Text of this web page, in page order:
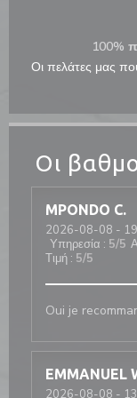
Οι
MPONDO C
2026-08-08 -
Υπηρεσία : 5/5
Τιμή : 5/5
Oui je
EMMANUEL
2026-08-08 -
100%
Οι πελάτες μας